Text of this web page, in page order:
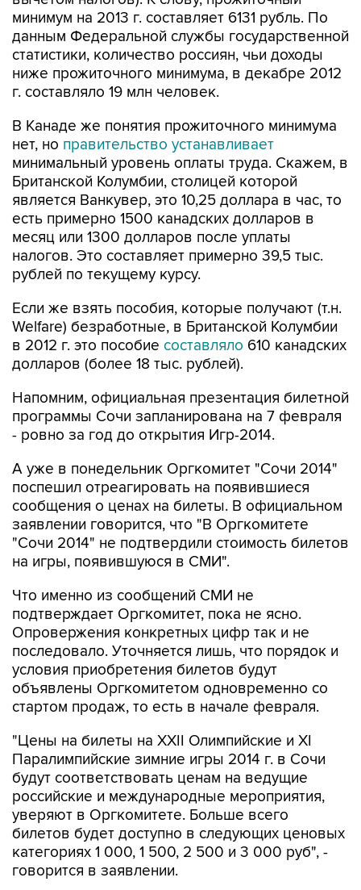
минимум на 2013 г. составляет 6131 рубль. По
данным Федеральной службы государственной
статистики, количество россиян, чьи доходы
ниже прожиточного минимума, в декабре 2012
г. составляло 19 млн человек.
В Канаде же понятия прожиточного минимума
нет, но правительство устанавливает
минимальный уровень оплаты труда. Скажем, в
Британской Колумбии, столицей которой
является Ванкувер, это 10,25 доллара в час, то
есть примерно 1500 канадских долларов в
месяц или 1300 долларов после уплаты
налогов. Это составляет примерно 39,5 тыс.
рублей по текущему курсу.
Если же взять пособия, которые получают (т.н.
Welfare) безработные, в Британской Колумбии
в 2012 г. это пособие составляло 610 канадских
долларов (более 18 тыс. рублей).
Напомним, официальная презентация билетной
программы Сочи запланирована на 7 февраля
- ровно за год до открытия Игр-2014.
А уже в понедельник Оргкомитет "Сочи 2014"
поспешил отреагировать на появившиеся
сообщения о ценах на билеты. В официальном
заявлении говорится, что "В Оргкомитете
"Сочи 2014" не подтвердили стоимость билетов
на игры, появившуюся в СМИ".
Что именно из сообщений СМИ не
подтверждает Оргкомитет, пока не ясно.
Опровержения конкретных цифр так и не
последовало. Уточняется лишь, что порядок и
условия приобретения билетов будут
объявлены Оргкомитетом одновременно со
стартом продаж, то есть в начале февраля.
"Цены на билеты на XXII Олимпийские и XI
Паралимпийские зимние игры 2014 г. в Сочи
будут соответствовать ценам на ведущие
российские и международные мероприятия,
уверяют в Оргкомитете. Больше всего
билетов будет доступно в следующих ценовых
категориях 1 000, 1 500, 2 500 и 3 000 руб", -
говорится в заявлении.